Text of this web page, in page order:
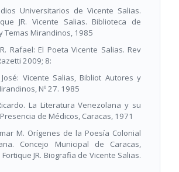
Universitarios de Vicente Salias.
JR. Vicente Salias. Biblioteca de
Temas Mirandinos, 1985
Rafael: El Poeta Vicente Salias. Rev
2009; 8:
Vicente Salias, Bibliot Autores y
Nº 27. 1985
La Literatura Venezolana y su
de Médicos, Caracas, 1971
M. Orígenes de la Poesía Colonial
Concejo Municipal de Caracas,
Fortique JR. Biografia de Vicente Salias.